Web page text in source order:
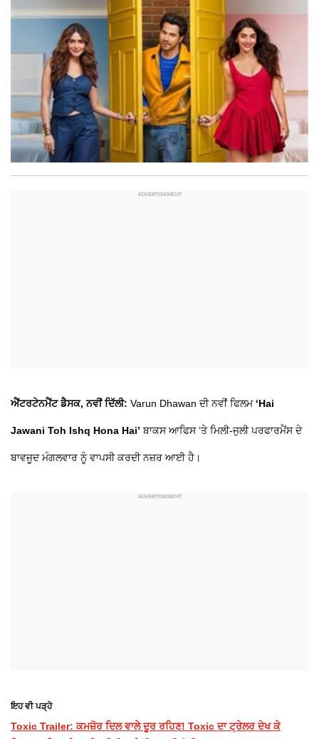
ਐਂਟਰਟੇਨਮੈਂਟ ਡੈਸਕ, ਨਵੀਂ ਦਿੱਲੀ: Varun Dhawan ਦੀ ਨਵੀਂ ਫਿਲਮ ‘Hai
Jawani Toh Ishq Hona Hai’ ਬਾਕਸ ਆਫਿਸ ‘ਤੇ ਮਿਲੀ-ਜੁਲੀ ਪਰਫਾਰਮੈਂਸ ਦੇ
ਬਾਵਜੂਦ ਮੰਗਲਵਾਰ ਨੂੰ ਵਾਪਸੀ ਕਰਦੀ ਨਜ਼ਰ ਆਈ ਹੈ।
ਇਹ ਵੀ ਪੜ੍ਹੋ
Toxic Trailer: ਕਮਜ਼ੋਰ ਦਿਲ ਵਾਲੇ ਦੂਰ ਰਹਿਣ! Toxic ਦਾ ਟ੍ਰੇਲਰ ਦੇਖ ਕੇ